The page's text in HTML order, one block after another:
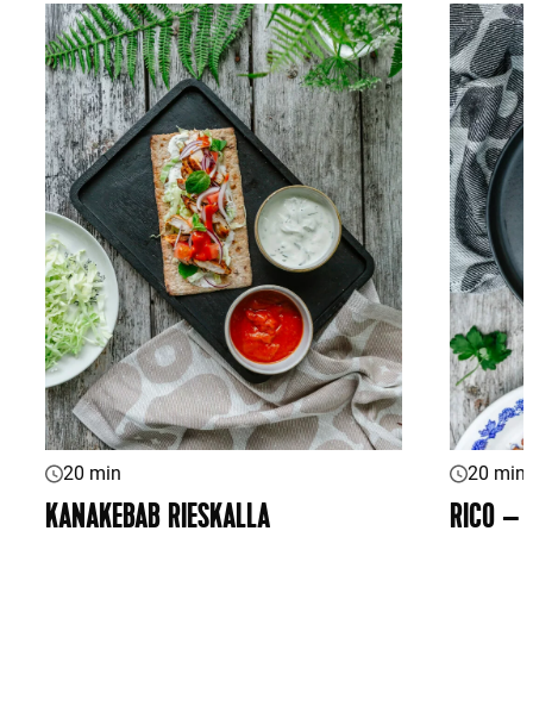
20 min
KANAKEBAB RIESKALLA
20 min
RICO –